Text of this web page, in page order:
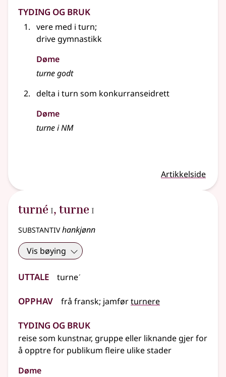
Tyding og bruk
vere med i turn;
drive gymnastikk
Døme
turne godt
delta i turn som konkurranseidrett
Døme
turne i NM
Artikkelside
turné 1
I, turne 1
I
substantivhankjønn
Vis bøying
Uttale turneˊ
Opphav frå fransk; jamførturnere
Tyding og bruk
reise som kunstnar, gruppeeller liknande gjer for
å opptre for publikum fleire ulike stader
Døme